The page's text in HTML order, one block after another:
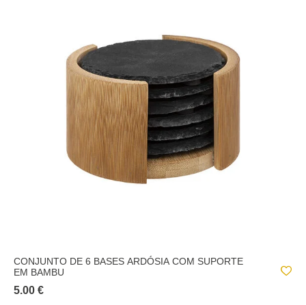
CONJUNTO DE 6 BASES ARDÓSIA COM SUPORTE
EM BAMBU
5.00 €